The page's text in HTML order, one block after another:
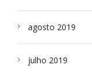
agosto 2019
julho 2019